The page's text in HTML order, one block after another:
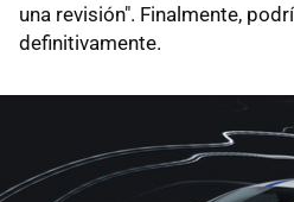
una revisión". Finalmente,
definitivamente.